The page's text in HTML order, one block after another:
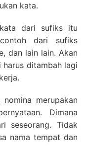
kata.
dari sufiks itu
dari sufiks
dan lain lain. Akan
ditambah lagi
merupakan
Dimana
seseorang. Tidak
nama tempat dan